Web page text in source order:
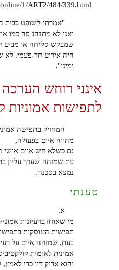
1/ART2/484/339.html
"אמרתי לשופט
ואני לא מתנהג פה כמו
שמבקש סליחה או מביע
היה אירוע חד-פעמי. לא
ימינו".
אינני רוחש הערכה
לתפישות אמוניות
המחזיק בתפישה
מהווה איום בפעולה,
גם כשלא חש איום אישי
עת שמזהה שערך עליון
נמצא בסכנה.
טענתי
א.
מי שאוחז ברעיונות
תפישות העוסקות
בעת, שמזהה איום על
אמונית לאומית
והוא אדוק דיו כדי לאמץ,